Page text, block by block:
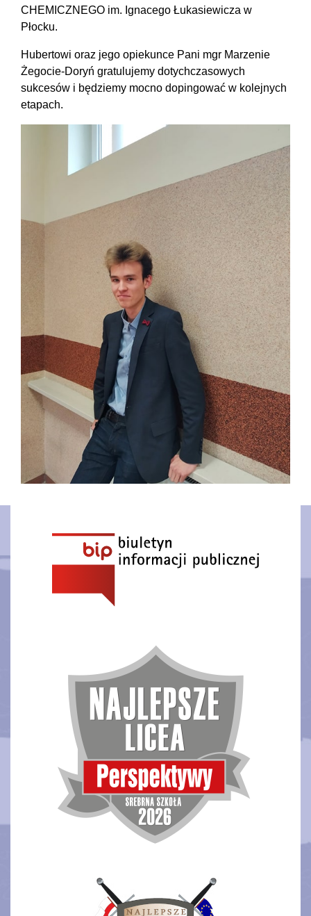
CHEMICZNEGO im. Ignacego Łukasiewicza w
Płocku.
Hubertowi oraz jego opiekunce Pani mgr Marzenie
Żegocie-Doryń gratulujemy dotychczasowych
sukcesów i będziemy mocno dopingować w kolejnych
etapach.